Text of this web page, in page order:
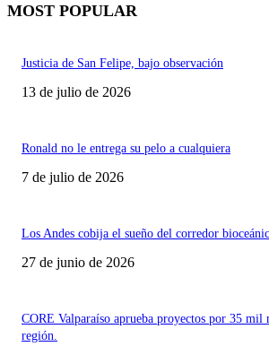
MOST POPULAR
Justicia de San Felipe, bajo observación
13 de julio de 2026
Ronald no le entrega su pelo a cualquiera
7 de julio de 2026
Los Andes cobija el sueño del corredor
27 de junio de 2026
CORE Valparaíso aprueba proyectos por 35 mil
región.